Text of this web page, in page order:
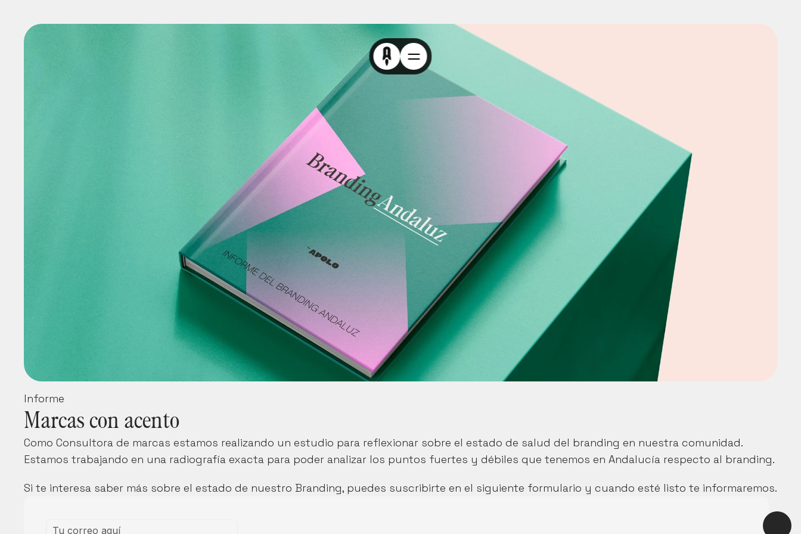
Informe
Marcas con acento
Como Consultora de marcas estamos realizando un estudio para reflexionar sobre el estado de salud del branding en nuestra comunidad.
Estamos trabajando en una radiografía exacta para poder analizar los puntos fuertes y débiles que tenemos en Andalucía respecto al branding.
Si te interesa saber más sobre el estado de nuestro Branding, puedes suscribirte en el siguiente formulario y cuando esté listo te informaremos.